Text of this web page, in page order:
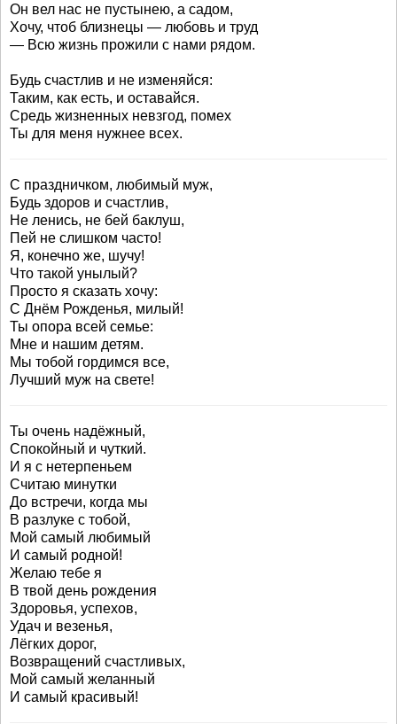
Он вел нас не пустынею, а садом,
Хочу, чтоб близнецы — любовь и труд
— Всю жизнь прожили с нами рядом.
Будь счастлив и не изменяйся:
Таким, как есть, и оставайся.
Средь жизненных невзгод, помех
Ты для меня нужнее всех.
С праздничком, любимый муж,
Будь здоров и счастлив,
Не ленись, не бей баклуш,
Пей не слишком часто!
Я, конечно же, шучу!
Что такой унылый?
Просто я сказать хочу:
С Днём Рожденья, милый!
Ты опора всей семье:
Мне и нашим детям.
Мы тобой гордимся все,
Лучший муж на свете!
Ты очень надёжный,
Спокойный и чуткий.
И я с нетерпеньем
Считаю минутки
До встречи, когда мы
В разлуке с тобой,
Мой самый любимый
И самый родной!
Желаю тебе я
В твой день рождения
Здоровья, успехов,
Удач и везенья,
Лёгких дорог,
Возвращений счастливых,
Мой самый желанный
И самый красивый!